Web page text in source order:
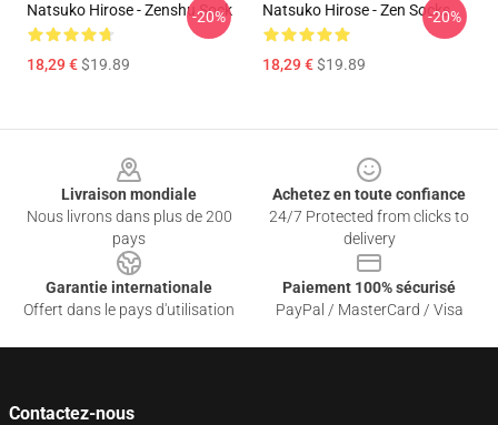
Natsuko Hirose - Zenshu Sock
18,29 €$19.89
-20% Natsuko Hirose - Zen Socks
18,29 €$19.89
-20%
Livraison mondiale
Nous livrons dans plus de 200
pays
Achetez en toute confiance
24/7 Protected from clicks to
delivery
Garantie internationale
Offert dans le pays d'utilisation
Paiement 100% sécurisé
PayPal / MasterCard / Visa
Contactez-nous